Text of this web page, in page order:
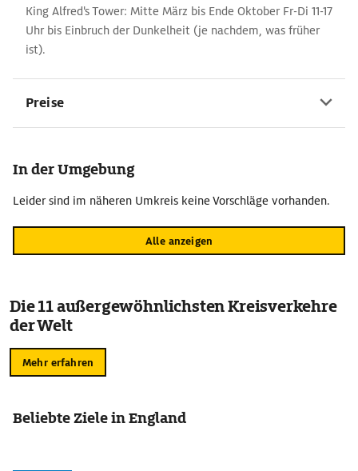
King Alfred's Tower: Mitte März bis Ende Oktober Fr-Di 11-17
Uhr bis Einbruch der Dunkelheit (je nachdem, was früher
ist).
Preise
In der Umgebung
Leider sind im näheren Umkreis keine Vorschläge vorhanden.
Alle anzeigen
Die 11 außergewöhnlichsten Kreisverkehre
der Welt
Mehr erfahren
Beliebte Ziele in England